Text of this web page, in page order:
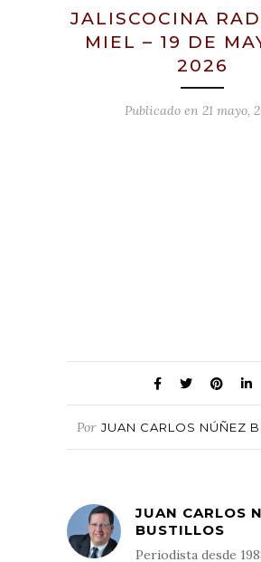
JALISCOCINA
MIEL – 19 DE
2026
Publicado en 21 mayo,
Por JUAN CARLOS NÚÑEZ
JUAN CARLOS
BUSTILLOS
Periodista desde